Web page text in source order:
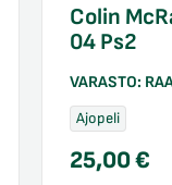
Colin
04 Ps2
VARASTO:
Ajopeli
25,00€